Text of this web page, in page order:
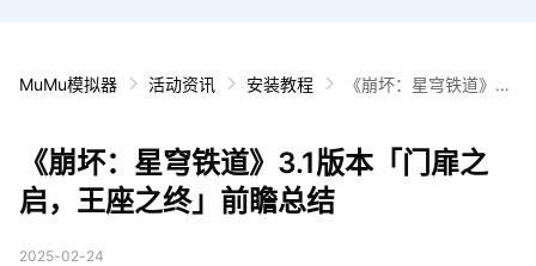
MuMu模拟器 活动资讯 安装教程
《崩坏：星穹铁道》3.
《崩坏：星穹铁道》3.1版本「门扉之
启，王座之终」前瞻总结
2025-02-24